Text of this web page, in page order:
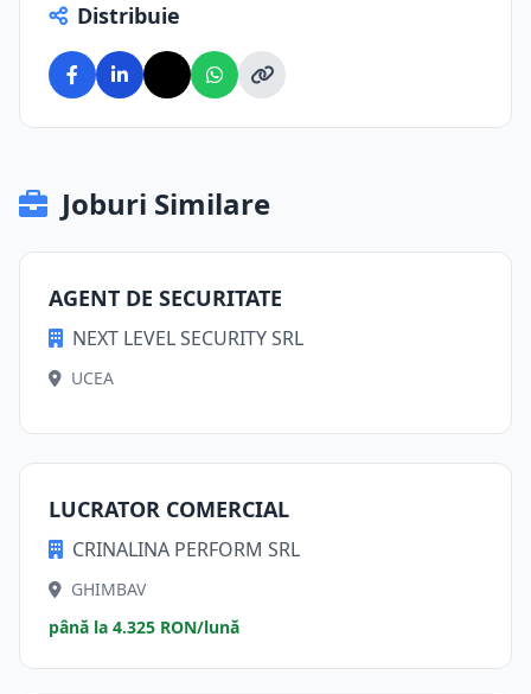
Distribuie
Joburi Similare
AGENT DE SECURITATE
NEXT LEVEL SECURITY SRL
UCEA
LUCRATOR COMERCIAL
CRINALINA PERFORM SRL
GHIMBAV
până la 4.325 RON/lună